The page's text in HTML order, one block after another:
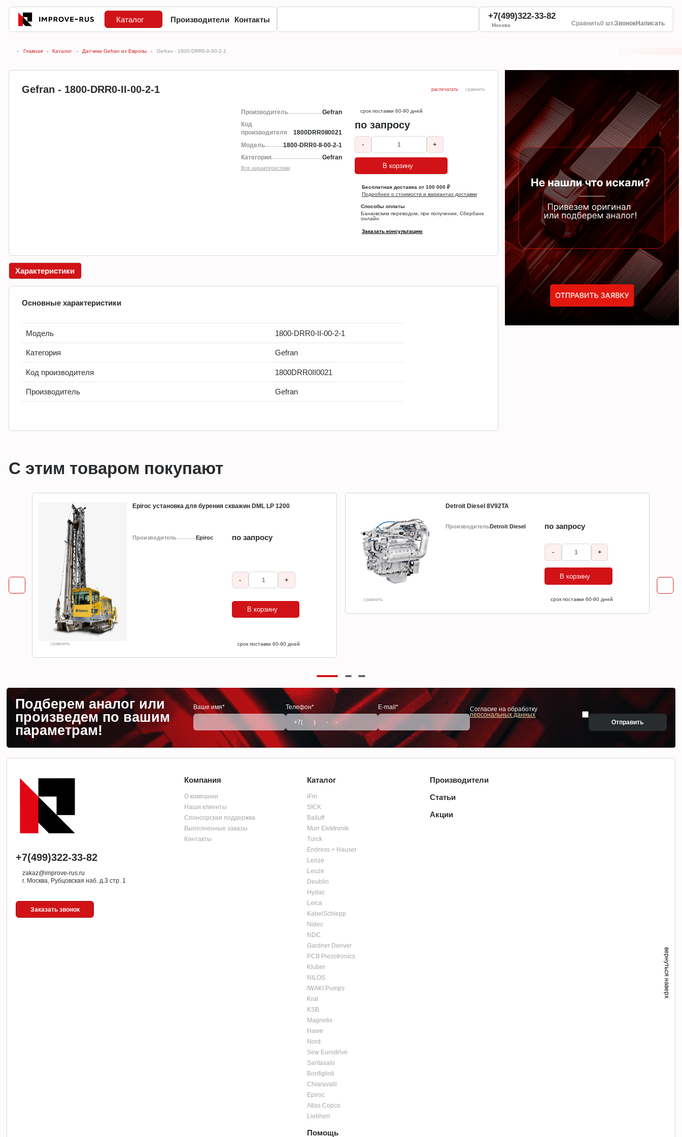
Каталог Производители Контакты +7(499)322-33-82
Москва Сравнить0 шт.ЗвонокНаписать
Главная Каталог Датчики Gefran из Европы Gefran - 1800-DRR0-II-00-2-1
Gefran - 1800-DRR0-II-00-2-1 распечатать сравнить
Производитель
Gefran
Код
производителя
1800DRR0II0021
Модель
1800-DRR0-II-00-2-1
Категория
Gefran
Все характеристики
срок поставки 60-90 дней
по запросу
- +
В корзину
Бесплатная доставка от 100 000 ₽
Подробнее о стоимости и вариантах доставки
Способы оплаты
Банковским переводом, при получении, Сбербанк
онлайн
Заказать консультацию
Характеристики
Основные характеристики
Модель 1800-DRR0-II-00-2-1
Категория Gefran
Код производителя 1800DRR0II0021
Производитель Gefran
С этим товаром покупают
Epiroc установка для бурения скважин DML LP 1200
Производитель Epiroc по запросу
срок поставки 60-90 дней
- +
В корзину
сравнить
Detroit Diesel 8V92TA
ПроизводительDetroit Diesel по запросу
срок поставки 60-90 дней
- +
В корзину
сравнить
Подберем аналог или
произведем по вашим
параметрам!
Ваше имя* Телефон* E-mail*
Согласие на обработку
персональных данных
Отправить
+7(499)322-33-82
zakaz@improve-rus.ru
г. Москва, Рубцовская наб. д.3 стр. 1
Заказать звонок
Компания
О компании
Наши клиенты
Спонсорская поддержка
Выполненные заказы
Контакты
Каталог
iFm
SICK
Balluff
Murr Elektronik
Turck
Endress + Hauser
Lenze
Leuze
Deublin
Hydac
Leica
KabelSchlepp
Nidec
NDC
Gardner Denver
PCB Piezotronics
Kluber
NILOS
IWAKI Pumps
Kral
KSB
Magnetix
Hawe
Nord
Sew Eurodrive
Santasalo
Bonfiglioli
Chiaravalli
Epiroc
Atlas Copco
Liebherr
Помощь
Производители
Статьи
Акции
вернуться наверх